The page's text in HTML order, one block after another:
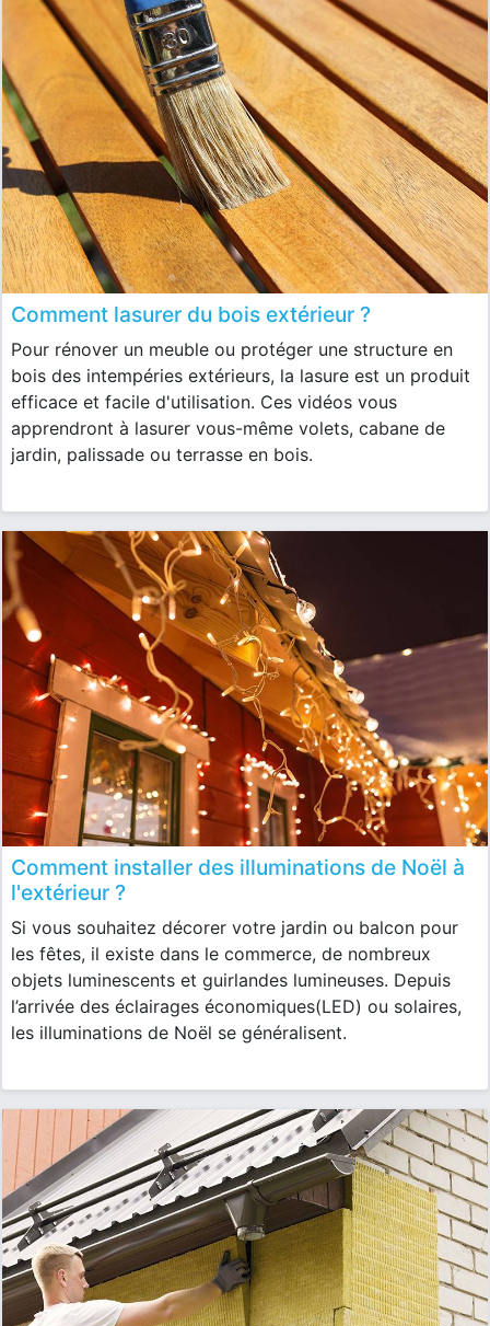
Comment lasurer du bois extérieur ?
Pour rénover un meuble ou protéger une structure en
bois des intempéries extérieurs, la lasure est un produit
efficace et facile d'utilisation. Ces vidéos vous
apprendront à lasurer vous-même volets, cabane de
jardin, palissade ou terrasse en bois.
Comment installer des illuminations de Noël à
l'extérieur ?
Si vous souhaitez décorer votre jardin ou balcon pour
les fêtes, il existe dans le commerce, de nombreux
objets luminescents et guirlandes lumineuses. Depuis
l’arrivée des éclairages économiques(LED) ou solaires,
les illuminations de Noël se généralisent.